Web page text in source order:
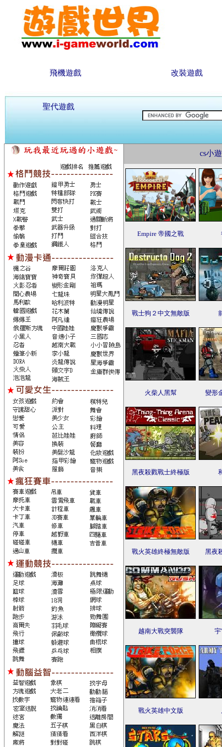
飛機遊戲 改裝遊戲
聖代遊戲
cs小
Empire 帝國之戰
戰士狗２中文無敵版
火柴人黑幫 變形
黑夜殺戮戰士終極版
戰火英雄終極無敵版 黑夜
越南大戰突襲隊
戰火英雄中文版